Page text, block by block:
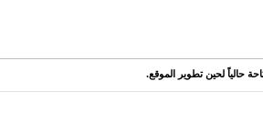
حالياً لحين تطوير الموقع.